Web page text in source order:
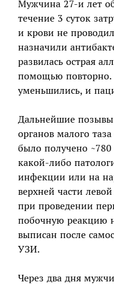
Мужчина 27-и лет
течение 3 суток
и крови не
назначили
развилась острая
помощью повторно.
уменьшились, и
Дальнейшие позывы
органов малого
было получено
какой-либо
инфекции или на
верхней части
при проведении
побочную реакцию
выписан после
УЗИ.
Через два дня